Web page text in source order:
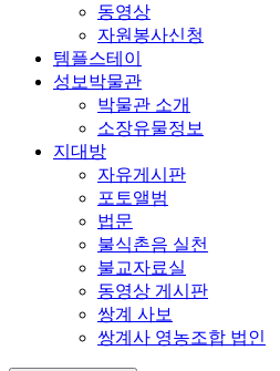
동영상
자원봉사신청
템플스테이
성보박물관
박물관 소개
소장유물정보
지대방
자유게시판
포토앨범
법문
불식촌음 실천
불교자료실
동영상 게시판
쌍계 사보
쌍계사 영농조합 법인